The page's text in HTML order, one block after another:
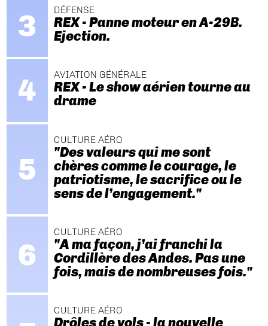
DÉFENSE
REX - Panne moteur en A-29B.
Ejection.
AVIATION GÉNÉRALE
REX - Le show aérien tourne au
drame
CULTURE AÉRO
"Des valeurs qui me sont
chères comme le courage, le
patriotisme, le sacrifice ou le
sens de l’engagement."
CULTURE AÉRO
"A ma façon, j’ai franchi la
Cordillère des Andes. Pas une
fois, mais de nombreuses fois."
CULTURE AÉRO